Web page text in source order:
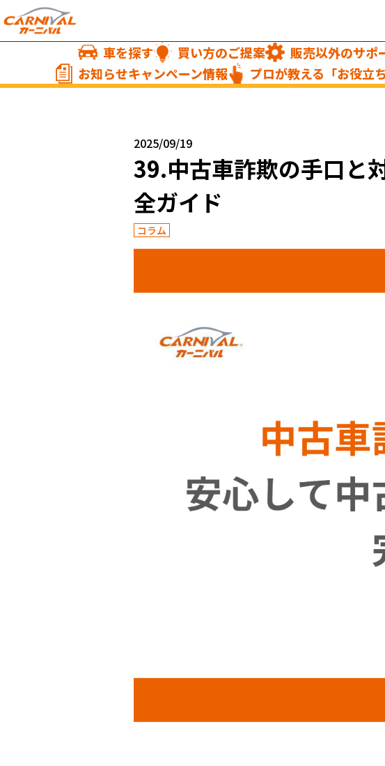
車を探す 買い方のご提案
販売以外のサポ
お知らせキャンペーン情報
プロが教える「お役立
2025/09/19
39.中古車詐欺の手口と
全ガイド
コラム